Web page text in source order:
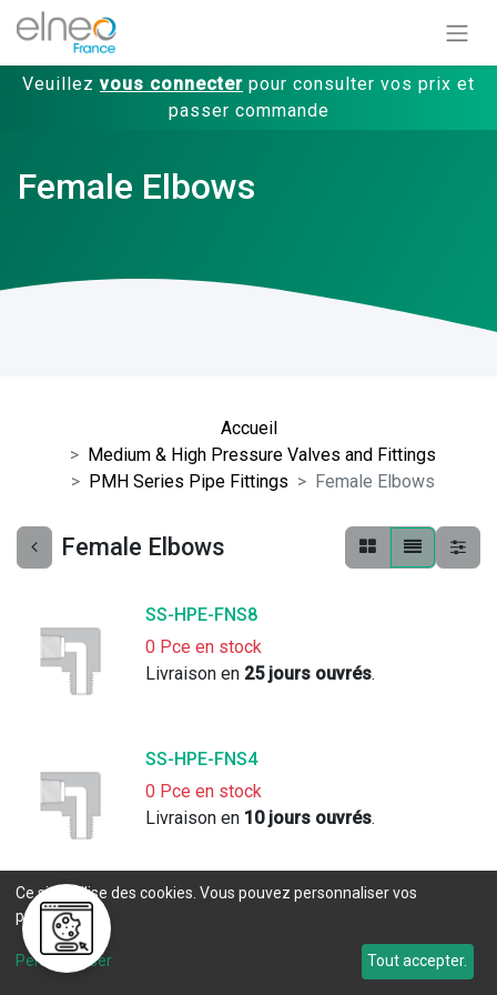
Veuillez vous connecter pour consulter vos prix et
passer commande
Female Elbows
Accueil
Medium & High Pressure Valves and Fittings
PMH Series Pipe Fittings
Female Elbows
Female Elbows
SS-HPE-FNS8
0 Pce en stock
Livraison en 25 jours ouvrés.
SS-HPE-FNS4
0 Pce en stock
Livraison en 10 jours ouvrés.
SS-HPE-FRT2
Délai de livraison sur demande (contact).
Ce site utilise des cookies. Vous pouvez personnaliser vos
préférences.
Personnaliser Tout accepter.